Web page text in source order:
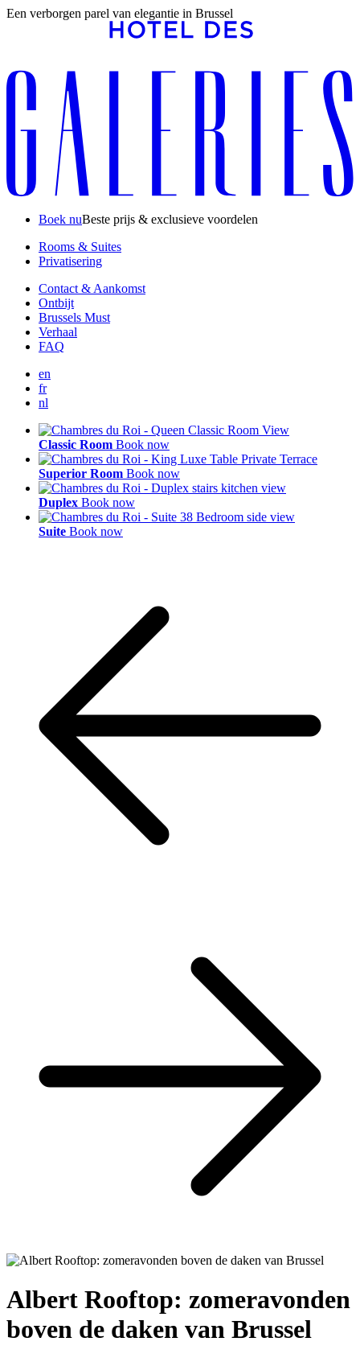
Een verborgen parel van elegantie in Brussel
Boek nuBeste prijs & exclusieve voordelen
Rooms & Suites
Privatisering
Contact & Aankomst
Ontbijt
Brussels Must
Verhaal
FAQ
en
fr
nl
Classic Room Book now
Superior Room Book now
Duplex Book now
Suite Book now
Albert Rooftop: zomeravonden
boven de daken van Brussel